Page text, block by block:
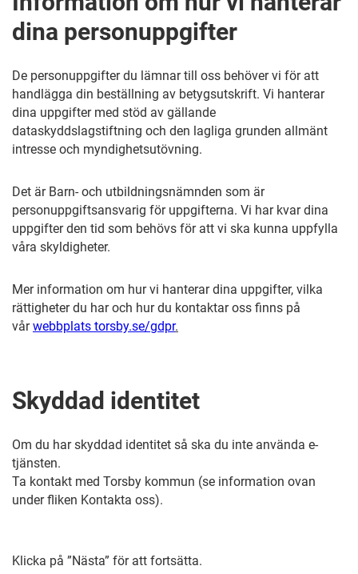
dina personuppgifter
De personuppgifter du lämnar till oss behöver vi för att
handlägga din beställning av betygsutskrift. Vi hanterar
dina uppgifter med stöd av gällande
dataskyddslagstiftning och den lagliga grunden allmänt
intresse och myndighetsutövning.
Det är Barn- och utbildningsnämnden som är
personuppgiftsansvarig för uppgifterna. Vi har kvar dina
uppgifter den tid som behövs för att vi ska kunna uppfylla
våra skyldigheter.
Mer information om hur vi hanterar dina uppgifter, vilka
rättigheter du har och hur du kontaktar oss finns på
vårwebbplats torsby.se/gdpr.
Skyddad identitet
Om du har skyddad identitet så ska du inte använda e-
tjänsten.
Ta kontakt med Torsby kommun (se information ovan
under fliken Kontakta oss).
Klicka på ”Nästa” för att fortsätta.